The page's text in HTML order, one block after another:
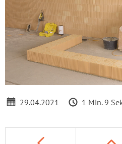
46.55%
29.04.2021 1 Min. 9